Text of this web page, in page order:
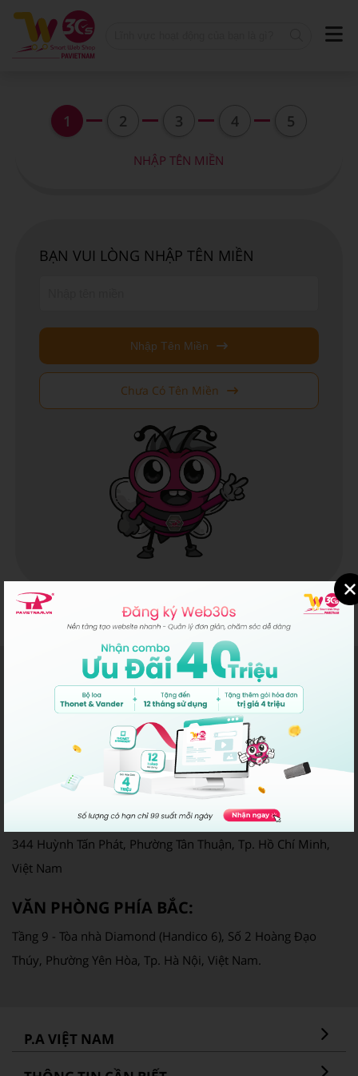
1 2 3 4 5
NHẬP TÊN MIỀN
BẠN VUI LÒNG NHẬP TÊN MIỀN
Nhập Tên Miền
Chưa Có Tên Miền
P.A VIỆT NAM
MST/ĐKKD/QĐTL: 0302431595
Giấy phép cung cấp dịch vụ Viễn thông số: 250/GP-CVT
Email: info@pavietnam.vn | Điện thoại: 028 22317777
VĂN PHÒNG PHÍA NAM:
344 Huỳnh Tấn Phát, Phường Tân Thuận, Tp. Hồ Chí Minh,
Việt Nam
VĂN PHÒNG PHÍA BẮC:
Tầng 9 - Tòa nhà Diamond (Handico 6), Số 2 Hoàng Đạo
Thúy, Phường Yên Hòa, Tp. Hà Nội, Việt Nam.
P.A VIỆT NAM